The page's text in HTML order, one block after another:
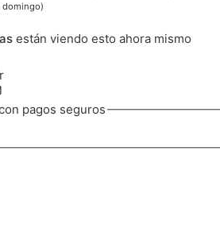
domingo)
están viendo esto ahora mismo
pagos seguros